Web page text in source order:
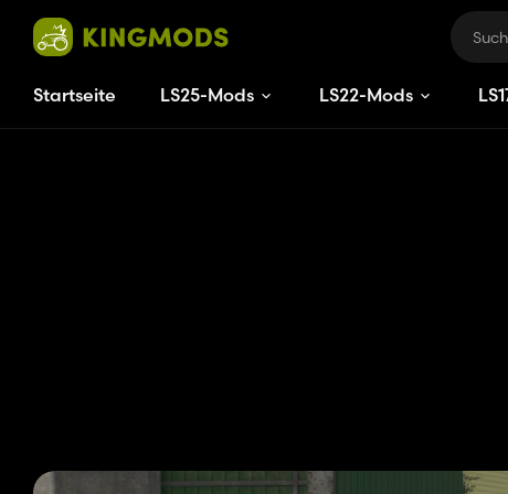
Startseite LS25-Mods LS22-Mods LS